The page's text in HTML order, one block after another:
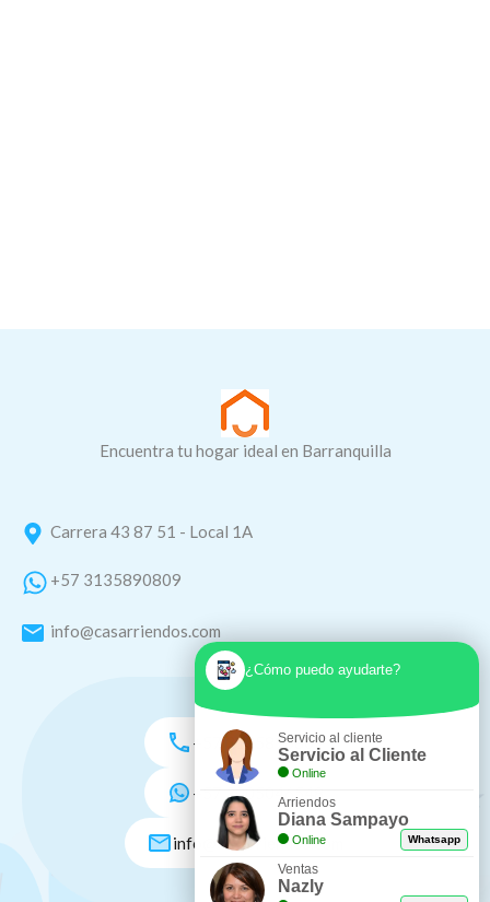
Encuentra tu hogar ideal en Barranquilla
Carrera 43 87 51 - Local 1A
+57 3135890809
info@casarriendos.com
+57 3135890809
+57 3005046548
info@casarriendos.com
¿Cómo puedo ayudarte?
Servicio al cliente
Servicio al Cliente
Online
Arriendos
Diana Sampayo
Online Whatsapp
Ventas
Nazly